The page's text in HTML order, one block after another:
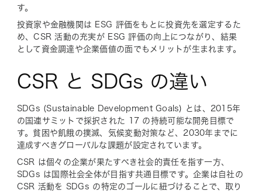
す。
投資家や金融機関は ESG 評価をもとに投資先を選定するた
め、CSR 活動の充実が ESG 評価の向上につながり、結果
として資金調達や企業価値の面でもメリットが生まれます。
CSR と SDGs の違い
SDGs (Sustainable Development Goals) とは、2015年
の国連サミットで採択された 17 の持続可能な開発目標で
す。貧困や飢餓の撲滅、気候変動対策など、2030年までに
達成すべきグローバルな課題が設定されています。
CSR は個々の企業が果たすべき社会的責任を指す一方、
SDGs は国際社会全体が目指す共通目標です。企業は自社の
CSR 活動を SDGs の特定のゴールに紐づけることで、取り